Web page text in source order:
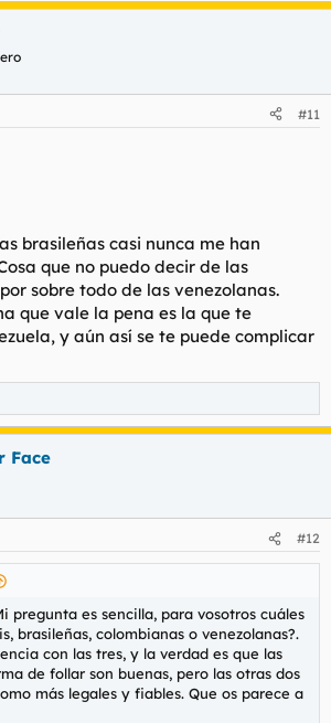
menos me suelen gustar, son como las
y sin ese rollo de folla-amiga o porn-
Suelen tener muchos extras también.
hay, pero mi top 10 está lleno de
colombiana, había otra, pero se fue, y
a vivir a Brasil
#11
brasileñas casi nunca me han
que no puedo decir de las
sobre todo de las venezolanas.
que vale la pena es la que te
y aún así se te puede complicar
Face
#12
pregunta es sencilla, para vosotros cuáles
brasileñas, colombianas o venezolanas?.
con las tres, y la verdad es que las
de follar son buenas, pero las otras dos
más legales y fiables. Que os parece a